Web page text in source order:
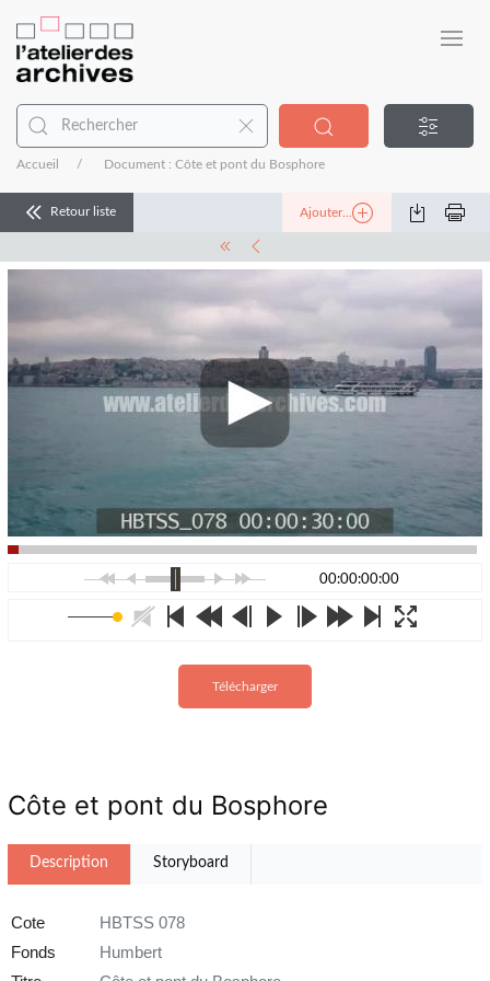
Accueil Document : Côte et pont du Bosphore
Retour liste Ajouter...
00:00:00:00
Télécharger
Côte et pont du Bosphore
Description Storyboard
Cote
HBTSS 078
Fonds
Humbert